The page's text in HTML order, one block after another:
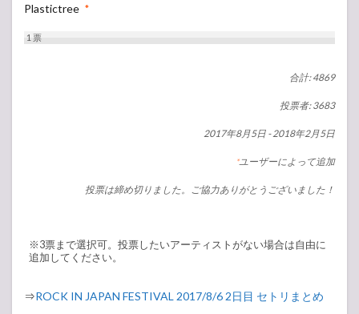
Plastictree *
1票
合計: 4869
投票者: 3683
2017年8月5日 -2018年2月5日
*ユーザーによって追加
投票は締め切りました。ご協力ありがとうございました！
※3票まで選択可。投票したいアーティストがない場合は自由に
追加してください。
⇒ROCK IN JAPAN FESTIVAL 2017/8/6 2日目 セトリまとめ